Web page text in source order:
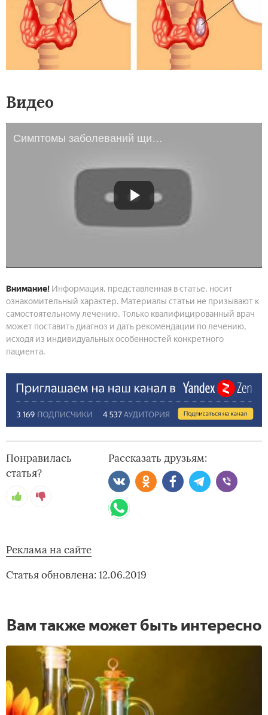
Видео
Симптомы заболеваний щитовидной железы: боль, ком в горле, изменение голоса, вес
Внимание! Информация, представленная в статье, носит
ознакомительный характер. Материалы статьи не призывают к
самостоятельному лечению. Только квалифицированный врач
может поставить диагноз и дать рекомендации по лечению,
исходя из индивидуальных особенностей конкретного
пациента.
Понравилась
статья?
Рассказать друзьям:
Реклама на сайте
Статья обновлена: 12.06.2019
Вам также может быть интересно